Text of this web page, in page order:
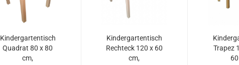
Kindergartentisch
Quadrat 80 x 80
cm,
Kindergartentisch
Rechteck 120 x 60
cm,
Trapez